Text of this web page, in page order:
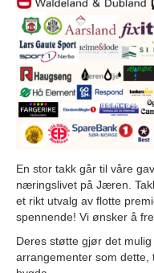
En stor takk går til våre
næringslivet på Jæren.
et rikt utvalg av flotte
spennende! Vi ønsker å
Deres støtte gjør det
arrangementer som dette,